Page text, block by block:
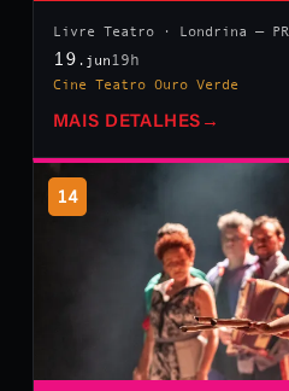
Livre Teatro · Londrina — PR
19 .jun 19h
Cine Teatro Ouro Verde
MAIS DETALHES →
14